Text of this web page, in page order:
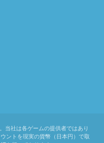
当社は各ゲームの提供者ではあり
ントを現実の貨幣（日本円）で取